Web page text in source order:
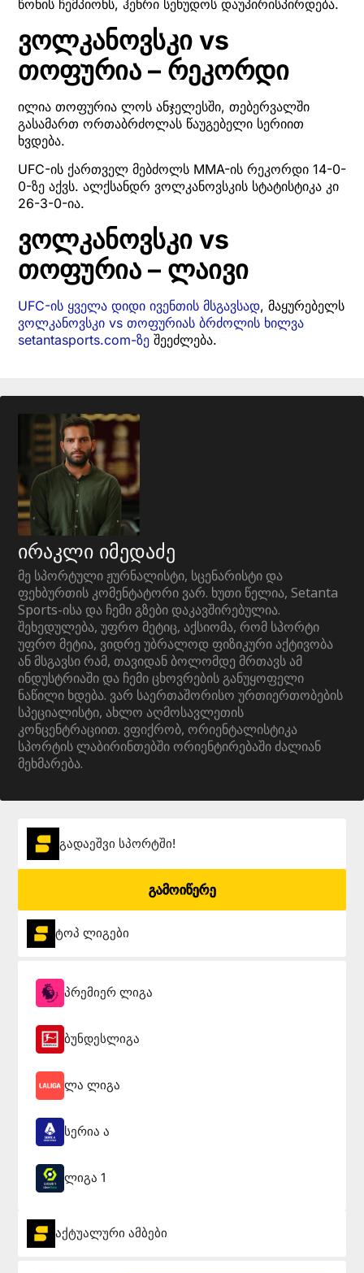
წონის ჩემპიონს, ჰენრი სეხუდოს დაუპირისპირდება.
ვოლკანოვსკი vs
თოფურია – რეკორდი
ილია თოფურია ლოს ანჯელესში, თებერვალში
გასამართ ორთაბრძოლას წაუგებელი სერიით
ხვდება.
UFC-ის ქართველ მებძოლს MMA-ის რეკორდი 14-0-
0-ზე აქვს. ალქსანდრ ვოლკანოვსკის სტატისტიკა კი
26-3-0-ია.
ვოლკანოვსკი vs
თოფურია – ლაივი
UFC-ის ყველა დიდი ივენთის მსგავსად, მაყურებელს
ვოლკანოვსკი vs თოფურიას ბრძოლის ხილვა
setantasports.com-ზე შეეძლება.
ირაკლი იმედაძე
მე სპორტული ჟურნალისტი, სცენარისტი და
ფეხბურთის კომენტატორი ვარ. ხუთი წელია, Setanta
Sports-ისა და ჩემი გზები დაკავშირებულია.
შეხედულება, უფრო მეტიც, აქსიომა, რომ სპორტი
უფრო მეტია, ვიდრე უბრალოდ ფიზიკური აქტივობა
ან მსგავსი რამ, თავიდან ბოლომდე მრთავს ამ
ინდუსტრიაში და ჩემი ცხოვრების განუყოფელი
ნაწილი ხდება. ვარ საერთაშორისო ურთიერთობების
სპეციალისტი, ახლო აღმოსავლეთის
კონცენტრაციით. ვფიქრობ, ორიენტალისტიკა
სპორტის ლაბირინთებში ორიენტირებაში ძალიან
მეხმარება.
გადაეშვი სპორტში!
გამოიწერე
ტოპ ლიგები
პრემიერ ლიგა
ბუნდესლიგა
ლა ლიგა
სერია ა
ლიგა 1
აქტუალური ამბები